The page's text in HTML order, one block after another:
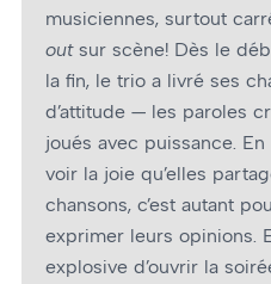
musiciennes, surtout
outsur scène! Dès le
la fin, le trio a livré ses
d’attitude — les paroles
joués avec puissance.
voir la joie qu’elles
chansons, c’est autant
exprimer leurs opinions.
explosive d’ouvrir la